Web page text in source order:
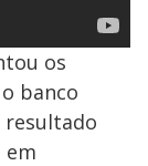
os
banco
resultado
em